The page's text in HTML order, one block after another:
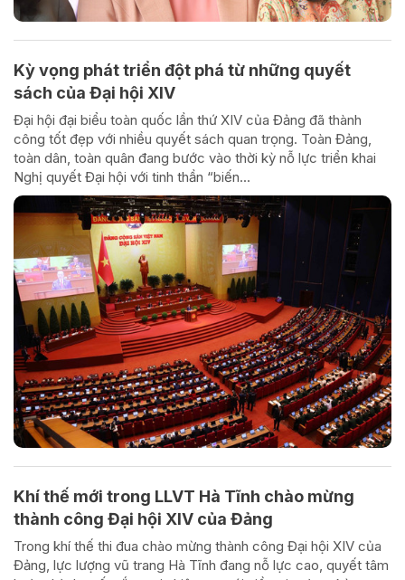
Kỳ vọng phát triển đột phá từ những quyết
sách của Đại hội XIV
Đại hội đại biểu toàn quốc lần thứ XIV của Đảng đã thành
công tốt đẹp với nhiều quyết sách quan trọng. Toàn Đảng,
toàn dân, toàn quân đang bước vào thời kỳ nỗ lực triển khai
Nghị quyết Đại hội với tinh thần “biến...
Khí thế mới trong LLVT Hà Tĩnh chào mừng
thành công Đại hội XIV của Đảng
Trong khí thế thi đua chào mừng thành công Đại hội XIV của
Đảng, lực lượng vũ trang Hà Tĩnh đang nỗ lực cao, quyết tâm